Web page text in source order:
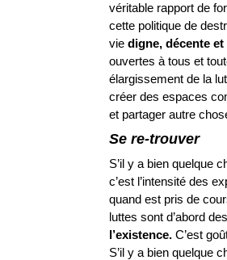
véritable rapport de
cette politique de
vie digne, décente et
ouvertes à tous et
élargissement de la
créer des espaces
et partager autre
Sere-trouver
S’il y a bien quelque
c’est l’intensité des
quand est pris de
luttes sont d’abord
’existence. C’est
S’il y a bien quelque